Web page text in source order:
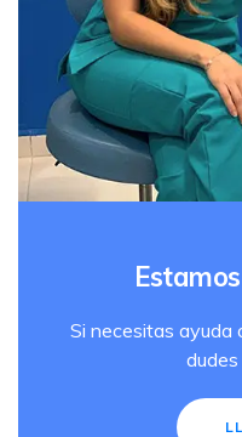
Si necesitas ayuda
dudes